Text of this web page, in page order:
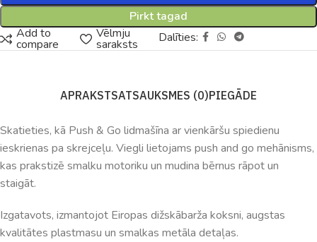
Pirkt tagad
Add to
compare
Vēlmju
saraksts Dalīties:
APRAKSTSATSAUKSMES (0)PIEGĀDE
Skatieties, kā Push & Go lidmašīna ar vienkāršu spiedienu
ieskrienas pa skrejceļu. Viegli lietojams push and go mehānisms,
kas prakstizē smalku motoriku un mudina bērnus rāpot un
staigāt.
Izgatavots, izmantojot Eiropas dižskābarža koksni, augstas
kvalitātes plastmasu un smalkas metāla detaļas.